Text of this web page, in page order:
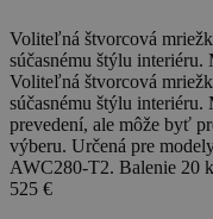
Voliteľná štvorcová
súčasnému štýlu interiéru.
Voliteľná štvorcová
súčasnému štýlu
prevedení, ale môže byť
výberu. Určená pre
AWC280-T2. Balenie 20
525 €